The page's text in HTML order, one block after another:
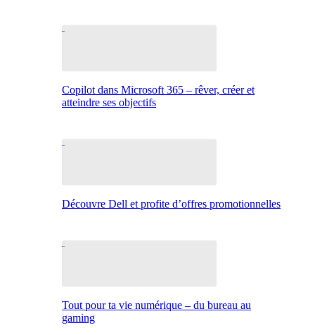
Copilot dans Microsoft 365 – rêver, créer et
atteindre ses objectifs
Découvre Dell et profite d’offres promotionnelles
Tout pour ta vie numérique – du bureau au
gaming